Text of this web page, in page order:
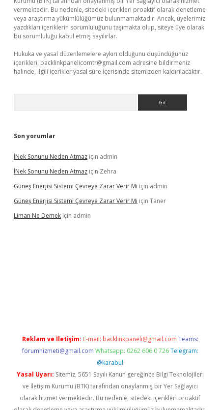
vermektedir. Bu nedenle, sitedeki içerikleri proaktif olarak denetleme
veya araştırma yükümlülüğümüz bulunmamaktadır. Ancak, üyelerimiz
yazdıkları içeriklerin sorumluluğunu taşımakta olup, siteye üye olarak
bu sorumluluğu kabul etmiş sayılırlar.
Hukuka ve yasal düzenlemelere aykırı olduğunu düşündüğünüz
içerikleri, backlinkpanelicomtr@gmail.com adresine bildirmeniz
halinde, ilgili içerikler yasal süre içerisinde sitemizden kaldırılacaktır.
Son yorumlar
İNek Sonunu Neden Atmaz için admin
İNek Sonunu Neden Atmaz için Zehra
Güneş Enerjisi Sistemi Çevreye Zarar Verir Mi için admin
Güneş Enerjisi Sistemi Çevreye Zarar Verir Mi için Taner
Liman Ne Demek için admin
Reklam ve İletişim: E-mail: backlinkpaneli@gmail.com Teams:
forumhizmeti@gmail.com Whatsapp: 0262 606 0 726 Telegram:
@karabul
Yasal Uyarı: Sitemiz, 5651 Sayılı Kanun gereğince Bilgi Teknolojileri
ve İletişim Kurumu (BTK) tarafından onaylanmış bir Yer Sağlayıcı
olarak hizmet vermektedir. Bu nedenle, sitedeki içerikleri proaktif